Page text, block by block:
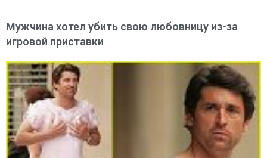
Мужчина хотел убить свою любовницу из-за
игровой приставки